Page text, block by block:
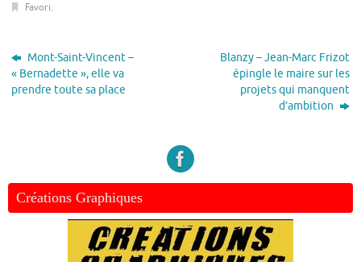
Favori.
Mont-Saint-Vincent –
« Bernadette », elle va
prendre toute sa place
Blanzy – Jean-Marc Frizot
épingle le maire sur les
projets qui manquent
d’ambition
Créations Graphiques